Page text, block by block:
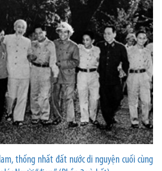
thống nhất đất nước di nguyện cuối cùng